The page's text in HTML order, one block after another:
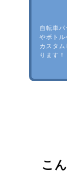
自転車
やボトル
カスタ
ります！
こ